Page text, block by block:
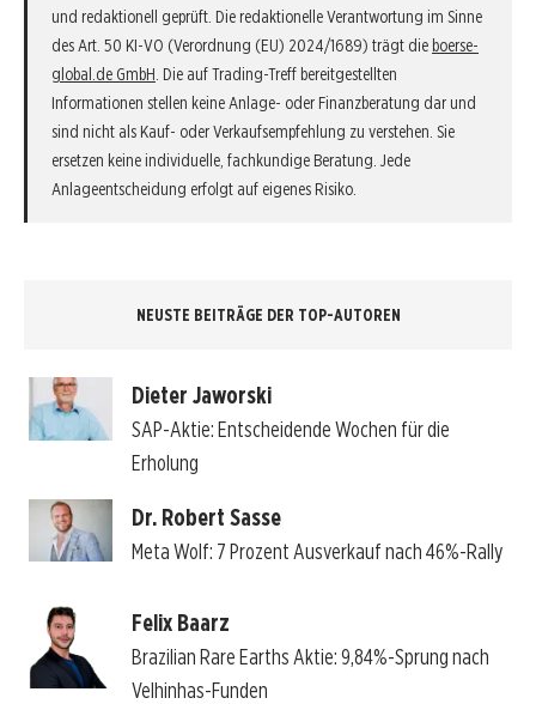
und redaktionell geprüft. Die redaktionelle Verantwortung im Sinne
des Art. 50 KI-VO (Verordnung (EU) 2024/1689) trägt die boerse-
global.de GmbH . Die auf Trading-Treff bereitgestellten
Informationen stellen keine Anlage- oder Finanzberatung dar und
sind nicht als Kauf- oder Verkaufsempfehlung zu verstehen. Sie
ersetzen keine individuelle, fachkundige Beratung. Jede
Anlageentscheidung erfolgt auf eigenes Risiko.
NEUSTE BEITRÄGE DER TOP-AUTOREN
Dieter Jaworski
SAP-Aktie: Entscheidende Wochen für die
Erholung
Dr. Robert Sasse
Meta Wolf: 7 Prozent Ausverkauf nach 46%-Rally
Felix Baarz
Brazilian Rare Earths Aktie: 9,84%-Sprung nach
Velhinhas-Funden